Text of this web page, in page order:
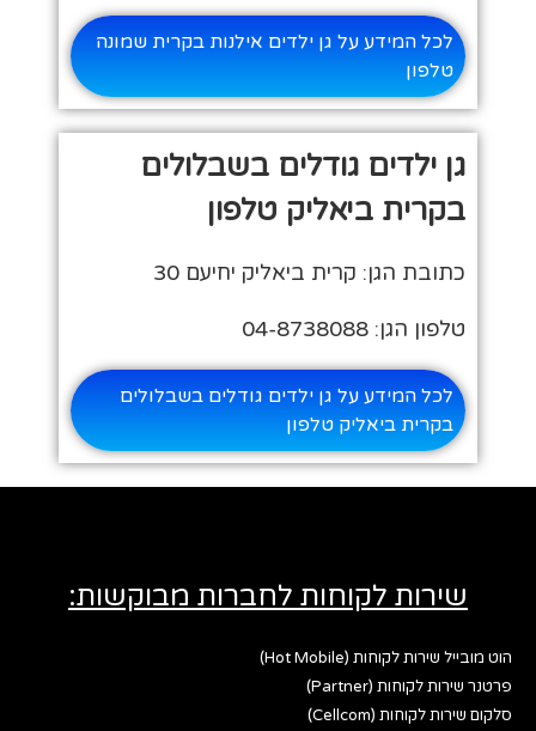
לכל המידע על גן ילדים אילנות בקרית שמונה
טלפון
גן ילדים גודלים בשבלולים
בקרית ביאליק טלפון
כתובת הגן: קרית ביאליק יחיעם 30
טלפון הגן: 04-8738088
לכל המידע על גן ילדים גודלים בשבלולים
בקרית ביאליק טלפון
שירות לקוחות לחברות מבוקשות:
הוט מובייל שירות לקוחות (Hot Mobile)
פרטנר שירות לקוחות (Partner)
סלקום שירות לקוחות (Cellcom)